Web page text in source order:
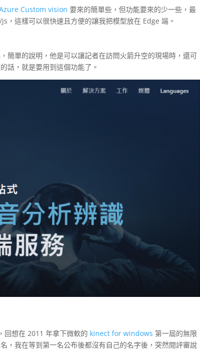
Custom vision 要來的簡單些，但功能要來的少一些，最
這樣可以很快速且方便的讓我把模型放在 Edge 端。
簡單的說明，他是可以讓記者在訪問火箭升空的現場時，還可
話，就是要用到這個功能了。
想在 2011 年拿下微軟的 kinect for windows 第一屆的無限
，我在等到第一名公布後都沒有自己的名字後，突然間評審說